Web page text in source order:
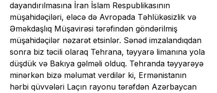
dayandırılmasına İran İslam Respublikasının
müşahidəçiləri, eləcə də Avropada Təhlükəsizlik və
Əməkdaşlıq Müşavirəsi tərəfindən göndərilmiş
müşahidəçilər nəzarət etsinlər. Sənəd imzalandıqdan
sonra biz təcili olaraq Tehrana, təyyarə limanına yola
düşdük və Bakıya gəlməli olduq. Tehranda təyyarəyə
minərkən bizə məlumat verdilər ki, Ermənistanın
hərbi qüvvələri Laçın rayonu tərəfdən Azərbaycan